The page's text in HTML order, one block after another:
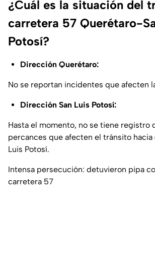
¿Cuál es la situación del
carretera 57 Querétaro-
Potosí?
Dirección Querétaro:
No se reportan incidentes que afecten
Dirección San Luis Potosí:
Hasta el momento, no se tiene registro
percances que afecten el tránsito hacia
Luis Potosí.
Intensa persecución: detuvieron pipa
carretera 57